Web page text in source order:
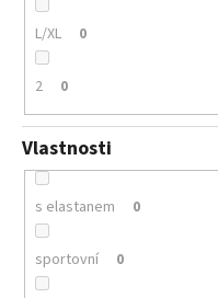
L/XL 0
2 0
Vlastnosti
s elastanem 0
sportovní 0